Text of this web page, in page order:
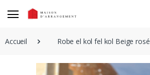
Accueil Robe el kol fel kol Beige rosé